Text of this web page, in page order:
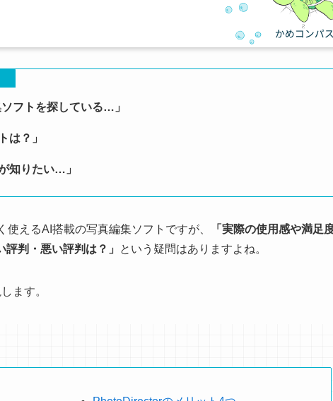
フトを探している…」
は？」
知りたい…」
えるAI搭載の写真編集ソフトですが、 「 実際の使用感や満足
評判・悪い評判 は？ 」 という疑問はありますよね。
ます。